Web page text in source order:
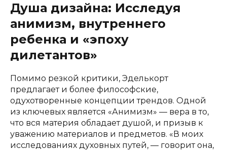
Душа дизайна: Исследуя
анимизм, внутреннего
ребенка и «эпоху
дилетантов»
Помимо резкой критики, Эделькорт
предлагает и более философские,
одухотворенные концепции трендов. Одной
из ключевых является «Анимизм» — вера в то,
что вся материя обладает душой, и призыв к
уважению материалов и предметов. «В моих
исследованиях духовных путей, — говорит она,